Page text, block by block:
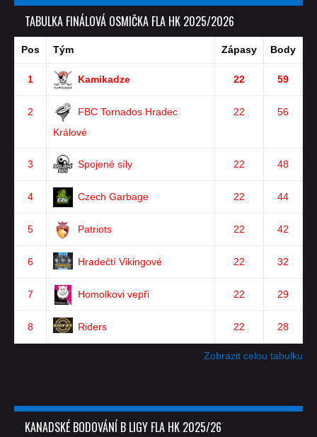
TABULKA FINÁLOVÁ OSMIČKA FLA HK 2025/2026
Pos Tým Zápasy Body
1 Kamikadze 22 59
2
FBC Tornados Hradec
Králové
22 56
3 Spojené síly 22 48
4 Czech Garbage 22 44
5 Patriots 22 42
6 Hradečtí Vikingové 22 32
7 Homolkovi vepři 22 29
8 Riders 22 28
Zobrazit celou tabulku
KANADSKÉ BODOVÁNÍ B LIGY FLA HK 2025/26